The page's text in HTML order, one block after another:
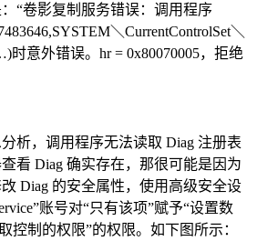
“卷影复制服务错误：调用程序
＼CurrentControlSet＼
时意外错误。hr = 0x80070005，拒绝
，调用程序无法读取 Diag 注册表
看 Diag 确实存在，那很可能是因为
Diag 的安全属性，使用高级安全设
账号对“只有该项”赋予“设置数
控制的权限”的权限。如下图所示：